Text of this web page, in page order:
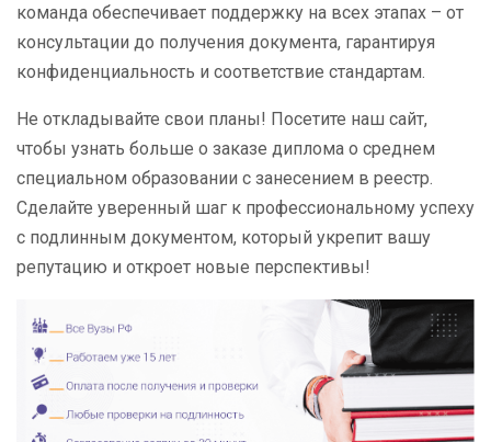
команда обеспечивает поддержку на всех этапах – от
консультации до получения документа, гарантируя
конфиденциальность и соответствие стандартам.
Не откладывайте свои планы! Посетите наш сайт,
чтобы узнать больше о заказе диплома о среднем
специальном образовании с занесением в реестр.
Сделайте уверенный шаг к профессиональному успеху
с подлинным документом, который укрепит вашу
репутацию и откроет новые перспективы!